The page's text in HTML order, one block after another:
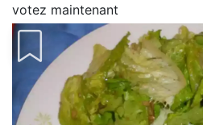
votez maintenant